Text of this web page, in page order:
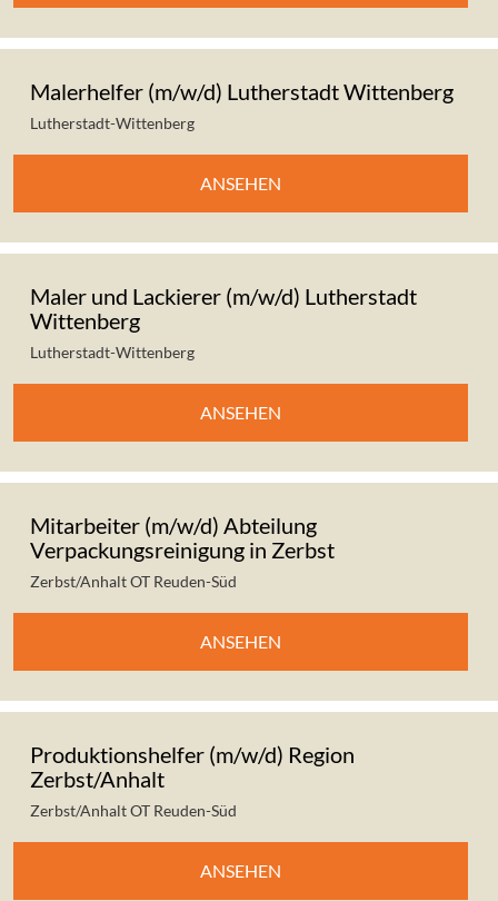
Malerhelfer (m/w/d) Lutherstadt Wittenberg
Lutherstadt-Wittenberg
ANSEHEN
Maler und Lackierer (m/w/d) Lutherstadt
Wittenberg
Lutherstadt-Wittenberg
ANSEHEN
Mitarbeiter (m/w/d) Abteilung
Verpackungsreinigung in Zerbst
Zerbst/Anhalt OT Reuden-Süd
ANSEHEN
Produktionshelfer (m/w/d) Region
Zerbst/Anhalt
Zerbst/Anhalt OT Reuden-Süd
ANSEHEN